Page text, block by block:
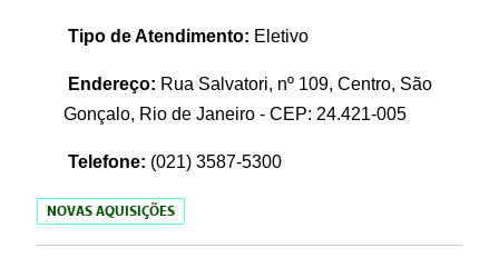
Tipo de Atendimento: Eletivo
Endereço: Rua Salvatori, nº 109, Centro, São
Gonçalo, Rio de Janeiro - CEP: 24.421-005
Telefone: (021) 3587-5300
NOVAS AQUISIÇÕES